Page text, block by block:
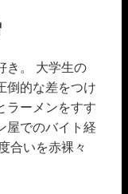
き。 大学生の
倒的な差をつけ
ラーメンをすす
屋でのバイト経
合いを赤裸々